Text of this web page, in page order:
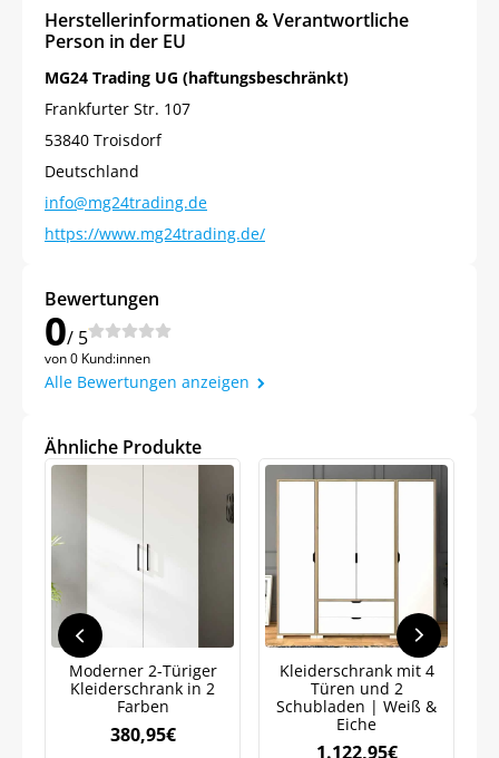
Herstellerinformationen & Verantwortliche
Person in der EU
MG24 Trading UG (haftungsbeschränkt)
Frankfurter Str. 107
53840 Troisdorf
Deutschland
info@mg24trading.de
https://www.mg24trading.de/
Bewertungen
0/ 5
von 0 Kund:innen
Alle Bewertungen anzeigen
Ähnliche Produkte
Moderner 2-Türiger
Kleiderschrank in 2
Farben
380,95€
Kleiderschrank mit 4
Türen und 2
Schubladen | Weiß &
Eiche
1.122,95€